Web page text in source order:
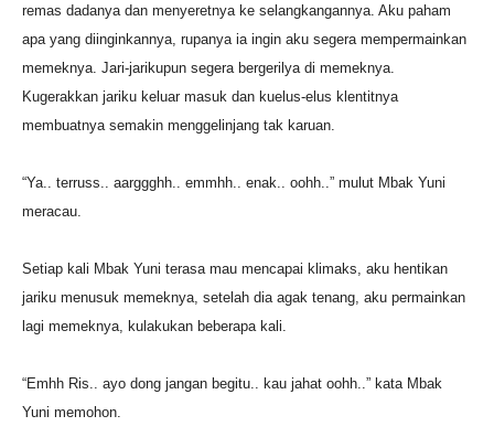
remas dadanya dan menyeretnya ke selangkangannya. Aku paham
apa yang diinginkannya, rupanya ia ingin aku segera mempermainkan
memeknya. Jari-jarikupun segera bergerilya di memeknya.
Kugerakkan jariku keluar masuk dan kuelus-elus klentitnya
membuatnya semakin menggelinjang tak karuan.
“Ya.. terruss.. aarggghh.. emmhh.. enak.. oohh..” mulut Mbak Yuni
meracau.
Setiap kali Mbak Yuni terasa mau mencapai klimaks, aku hentikan
jariku menusuk memeknya, setelah dia agak tenang, aku permainkan
lagi memeknya, kulakukan beberapa kali.
“Emhh Ris.. ayo dong jangan begitu.. kau jahat oohh..” kata Mbak
Yuni memohon.